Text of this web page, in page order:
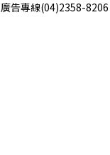
廣告專線(04)2358-8206